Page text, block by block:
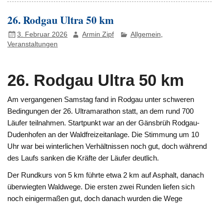
26. Rodgau Ultra 50 km
3. Februar 2026 Armin Zipf Allgemein,
Veranstaltungen
26. Rodgau Ultra 50 km
Am vergangenen Samstag fand in Rodgau unter schweren
Bedingungen der 26. Ultramarathon statt, an dem rund 700
Läufer teilnahmen. Startpunkt war an der Gänsbrüh Rodgau-
Dudenhofen an der Waldfreizeitanlage. Die Stimmung um 10
Uhr war bei winterlichen Verhältnissen noch gut, doch während
des Laufs sanken die Kräfte der Läufer deutlich.
Der Rundkurs von 5 km führte etwa 2 km auf Asphalt, danach
überwiegten Waldwege. Die ersten zwei Runden liefen sich
noch einigermaßen gut, doch danach wurden die Wege